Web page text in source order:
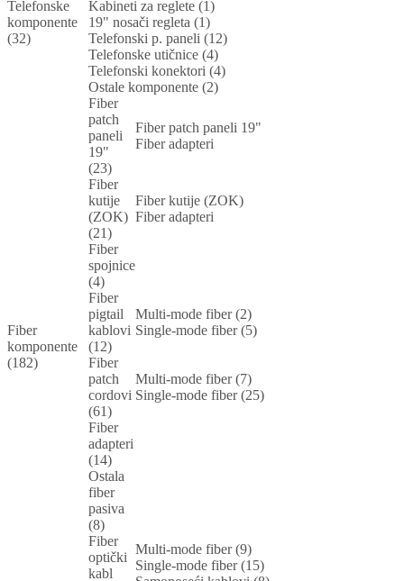
Telefonske
komponente
(32)
Kabineti za reglete (1)
19" nosači regleta (1)
Telefonski p. paneli (12)
Telefonske utičnice (4)
Telefonski konektori (4)
Ostale komponente (2)
Fiber
komponente
(182)
Fiber
patch
paneli
19"
(23)
Fiber patch paneli 19"
Fiber adapteri
Fiber
kutije
(ZOK)
(21)
Fiber kutije (ZOK)
Fiber adapteri
Fiber
spojnice
(4)
Fiber
pigtail
kablovi
(12)
Multi-mode fiber (2)
Single-mode fiber (5)
Fiber
patch
cordovi
(61)
Multi-mode fiber (7)
Single-mode fiber (25)
Fiber
adapteri
(14)
Ostala
fiber
pasiva
(8)
Fiber
optički
kabl
Multi-mode fiber (9)
Single-mode fiber (15)